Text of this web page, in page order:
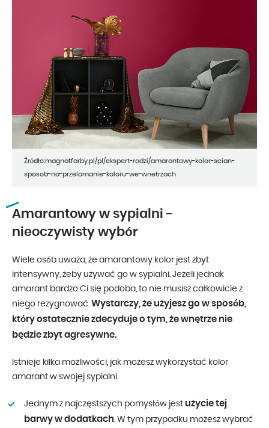
Źródło:magnatfarby.pl/pl/ekspert-radzi/amarantowy-kolor-scian-
sposob-na-przelamanie-koloru-we-wnetrzach
Amarantowy w sypialni -
nieoczywisty wybór
Wiele osób uważa, że amarantowy kolor jest zbyt
intensywny, żeby używać go w sypialni. Jeżeli jednak
amarant bardzo Ci się podoba, to nie musisz całkowicie z
niego rezygnować. Wystarczy, że użyjesz go w sposób,
który ostatecznie zdecyduje o tym, że wnętrze nie
będzie zbyt agresywne.
Istnieje kilka możliwości, jak możesz wykorzystać kolor
amarant w swojej sypialni.
Jednym z najczęstszych pomysłów jest użycie tej
barwy w dodatkach. W tym przypadku możesz wybrać